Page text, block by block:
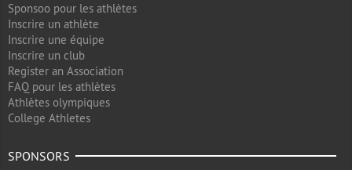
Sponsoo pour les athlètes
Inscrire un athlète
Inscrire une équipe
Inscrire un club
Register an Association
FAQ pour les athlètes
Athlètes olympiques
College Athletes
SPONSORS